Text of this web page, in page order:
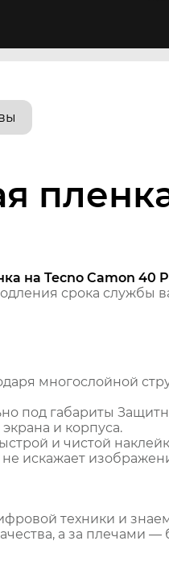
на Tecno Camon 40
срока службы
многослойной
под габариты
и корпуса.
и чистой
искажает
техники и
а за плечами